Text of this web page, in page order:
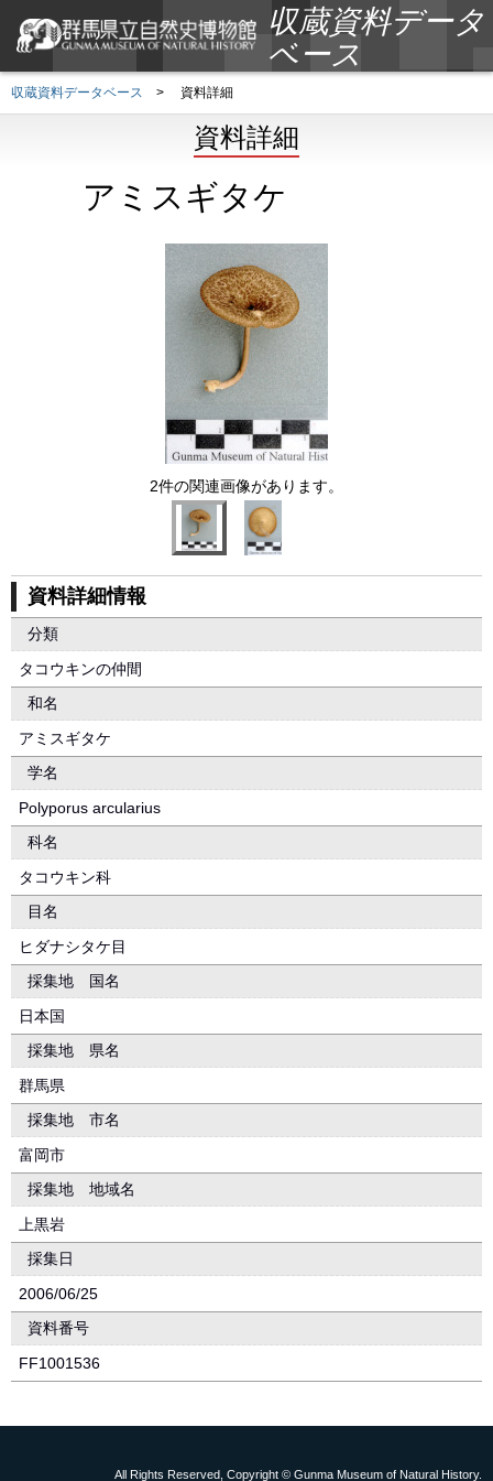
収蔵資料データ
ベース
収蔵資料データベース > 資料詳細
資料詳細
アミスギタケ
2件の関連画像があります。
資料詳細情報
分類
タコウキンの仲間
和名
アミスギタケ
学名
Polyporus arcularius
科名
タコウキン科
目名
ヒダナシタケ目
採集地 国名
日本国
採集地 県名
群馬県
採集地 市名
富岡市
採集地 地域名
上黒岩
採集日
2006/06/25
資料番号
FF1001536
All Rights Reserved, Copyright © Gunma Museum of Natural History.